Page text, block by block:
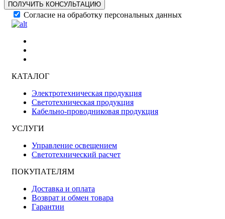
ПОЛУЧИТЬ КОНСУЛЬТАЦИЮ
Согласие на обработку персональных данных
КАТАЛОГ
Электротехническая продукция
Светотехническая продукция
Кабельно-проводниковая продукция
УСЛУГИ
Управление освещением
Светотехнический расчет
ПОКУПАТЕЛЯМ
Доставка и оплата
Возврат и обмен товара
Гарантии